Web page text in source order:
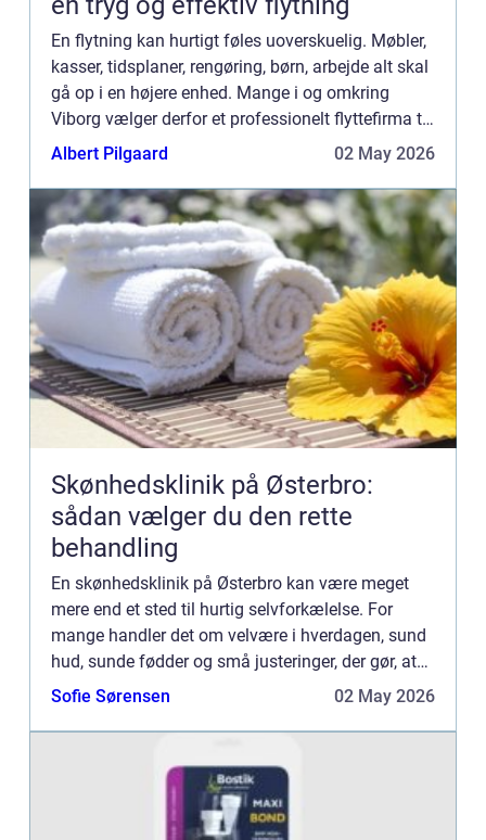
En flytning kan hurtigt føles uoverskuelig. Møbler,
kasser, tidsplaner, rengøring, børn, arbejde alt skal
gå op i en højere enhed. Mange i og omkring
Viborg vælger derfor et professionelt flyttefirma til
at tage hånd om det praktiske. Når du samarbej...
Albert Pilgaard 02 May 2026
Skønhedsklinik på Østerbro:
sådan vælger du den rette
behandling
En skønhedsklinik på Østerbro kan være meget
mere end et sted til hurtig selvforkælelse. For
mange handler det om velvære i hverdagen, sund
hud, sunde fødder og små justeringer, der gør, at
ma...
Sofie Sørensen 02 May 2026